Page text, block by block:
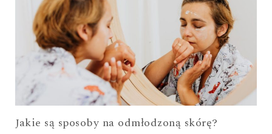
Jakie są sposoby na odmłodzoną skórę?